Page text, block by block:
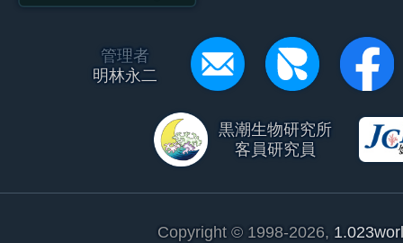
管理者
明林永二
黒潮生物研究所
客員研究員
Copyright © 1998-2026,